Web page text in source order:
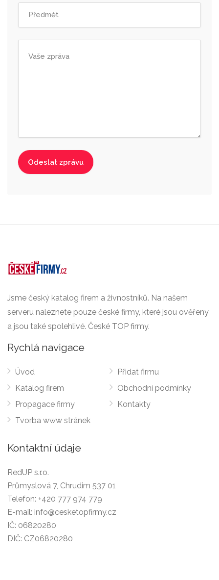
Jsme český katalog firem a živnostníků. Na našem
serveru naleznete pouze české firmy, které jsou ověřeny
a jsou také spolehlivé. České TOP firmy.
Rychlá navigace
Úvod
Katalog firem
Propagace firmy
Tvorba www stránek
Přidat firmu
Obchodní podmínky
Kontakty
Kontaktní údaje
RedUP s.r.o.
Průmyslová 7, Chrudim 537 01
Telefon: +420 777 974 779
E-mail: info@cesketopfirmy.cz
IČ: 06820280
DIČ: CZ06820280